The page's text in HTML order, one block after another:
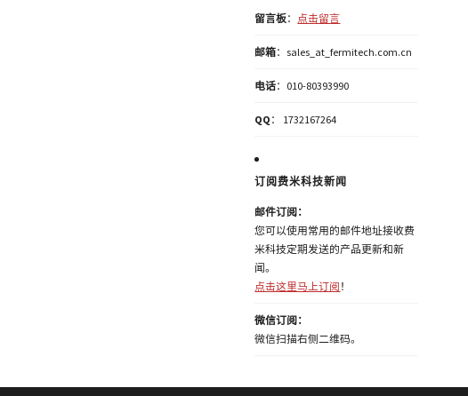
留言板： 点击留言
邮箱：sales_at_fermitech.com.cn
电话：010-80393990
QQ ： 1732167264
订阅费米科技新闻
邮件订阅：
您可以使用常用的邮件地址接收费
米科技定期发送的产品更新和新
闻。
点击这里马上订阅 ！
微信订阅：
微信扫描右侧二维码。